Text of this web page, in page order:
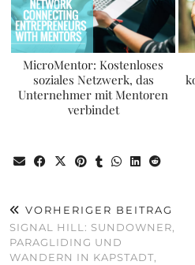
MicroMentor: Kostenloses
soziales Netzwerk, das
Unternehmer mit Mentoren
verbindet
VORHERIGER BEITRAG
SIGNAL HILL: SUNDOWNER,
PARAGLIDING UND
WANDERN IN KAPSTADT,